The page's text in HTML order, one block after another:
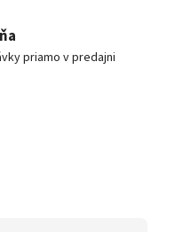
priamo v predajni